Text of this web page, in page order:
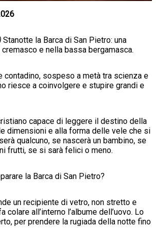
Stanotte la Barca di San Pietro: una
e nella bassa bergamasca.
contadino, sospeso a metà tra scienza e
riesce a coinvolgere e stupire grandi e
capace di leggere il destino della
dimensioni e alla forma delle vele che si
qualcuno, se nascerà un bambino, se
frutti, se si sarà felici o meno.
la Barca di San Pietro?
un recipiente di vetro, non stretto e
colare all’interno l’albume dell’uovo. Lo
per prendere la rugiada della notte fino